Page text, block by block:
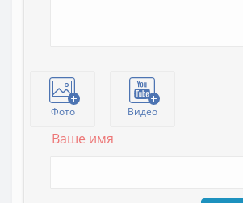
Фото Видео
Ваше имя